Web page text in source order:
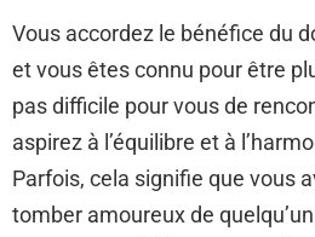
Vous accordez le bénéfice du
et vous êtes connu pour être
pas difficile pour vous de
aspirez à l’équilibre et à
Parfois, cela signifie que vous
tomber amoureux de